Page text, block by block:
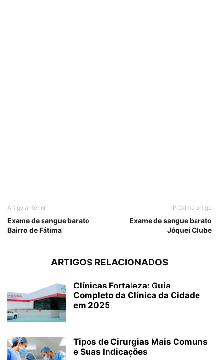
Artigo anterior
Exame de sangue barato
Bairro de Fátima
Próximo artigo
Exame de sangue barato
Jóquei Clube
ARTIGOS RELACIONADOS
Clínicas Fortaleza: Guia
Completo da Clínica da Cidade
em 2025
Tipos de Cirurgias Mais Comuns
e Suas Indicações